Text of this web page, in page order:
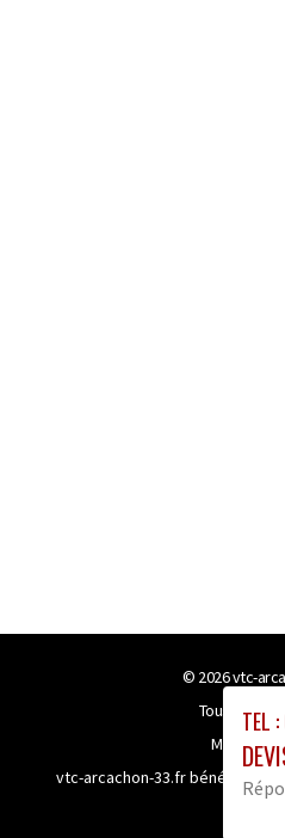
TEL
© 2026vtc-
Tous droits
Mentions
vtc-arcachon-33.fr bénéficie de